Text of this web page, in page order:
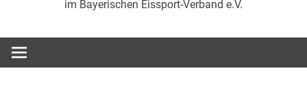
im Bayerischen Eissport-Verband e.V.